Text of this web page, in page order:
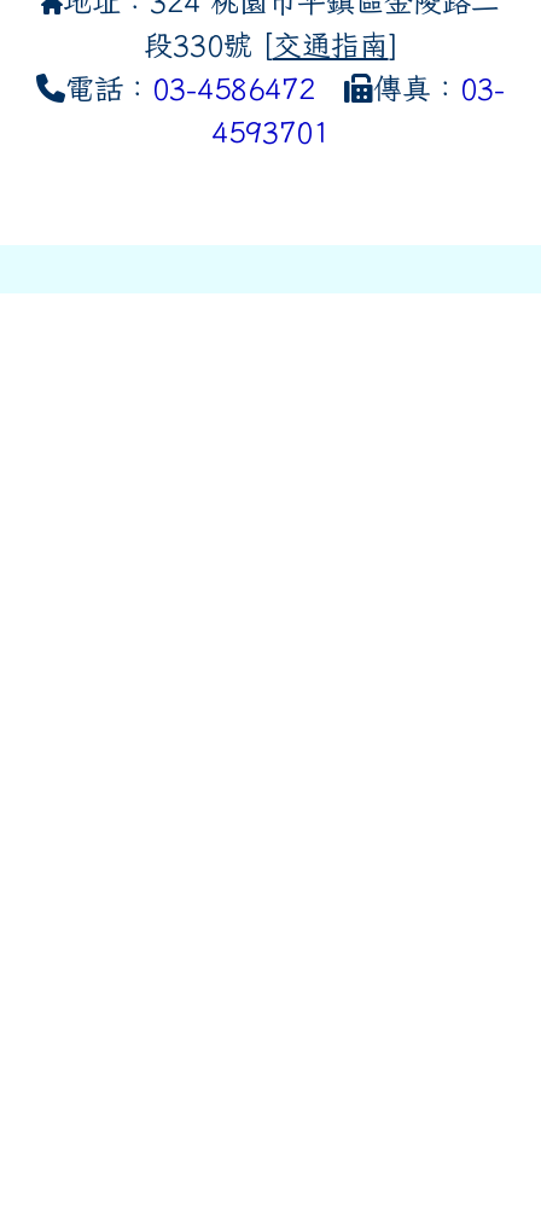
段330號 [交通指南]
電話： 03-4586472 傳真： 03-
4593701